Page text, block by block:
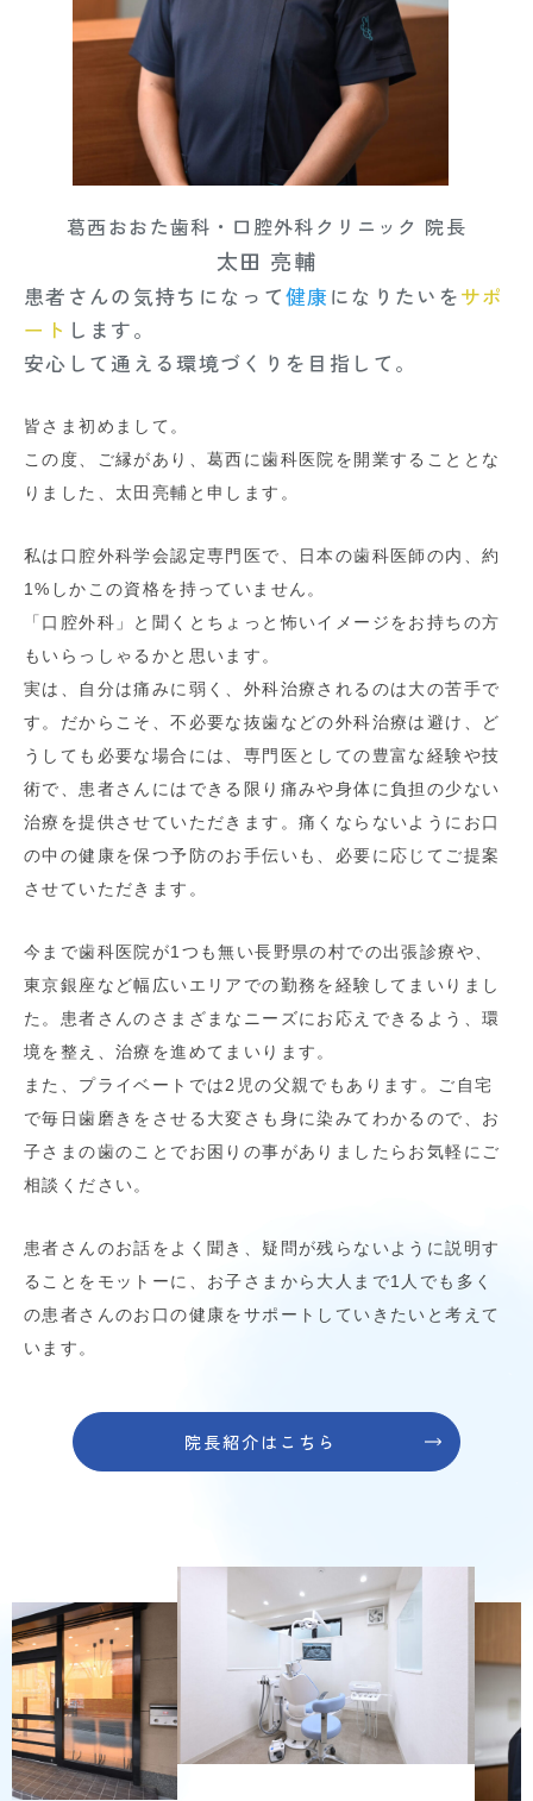
患者さんの気持ちになって健康 になりたいをサポ
ート します。
安心して通える環境づくりを目指して。
皆さま初めまして。
この度、ご縁があり、葛西に歯科医院を開業することとな
りました、太田亮輔と申します。
私は口腔外科学会認定専門医で、日本の歯科医師の内、約
1%しかこの資格を持っていません。
「口腔外科」と聞くとちょっと怖いイメージをお持ちの方
もいらっしゃるかと思います。
実は、自分は痛みに弱く、外科治療されるのは大の苦手で
す。だからこそ、不必要な抜歯などの外科治療は避け、ど
うしても必要な場合には、専門医としての豊富な経験や技
術で、患者さんにはできる限り痛みや身体に負担の少ない
治療を提供させていただきます。痛くならないようにお口
の中の健康を保つ予防のお手伝いも、必要に応じてご提案
させていただきます。
今まで歯科医院が1つも無い長野県の村での出張診療や、
東京銀座など幅広いエリアでの勤務を経験してまいりまし
た。患者さんのさまざまなニーズにお応えできるよう、環
境を整え、治療を進めてまいります。
また、プライベートでは2児の父親でもあります。ご自宅
で毎日歯磨きをさせる大変さも身に染みてわかるので、お
子さまの歯のことでお困りの事がありましたらお気軽にご
相談ください。
患者さんのお話をよく聞き、疑問が残らないように説明す
ることをモットーに、お子さまから大人まで1人でも多く
の患者さんのお口の健康をサポートしていきたいと考えて
います。
葛西おおた歯科・口腔外科クリニック 院長
太田 亮輔
院長紹介はこちら